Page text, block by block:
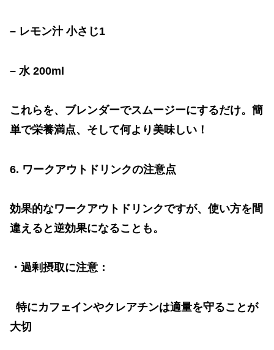
– レモン汁 小さじ1
– 水200ml
これらを、ブレンダーでスムージーにするだけ。簡
単で栄養満点、そして何より美味しい！
6. ワークアウトドリンクの注意点
効果的なワークアウトドリンクですが、使い方を間
違えると逆効果になることも。
・過剰摂取に注意：
特にカフェインやクレアチンは適量を守ることが
大切